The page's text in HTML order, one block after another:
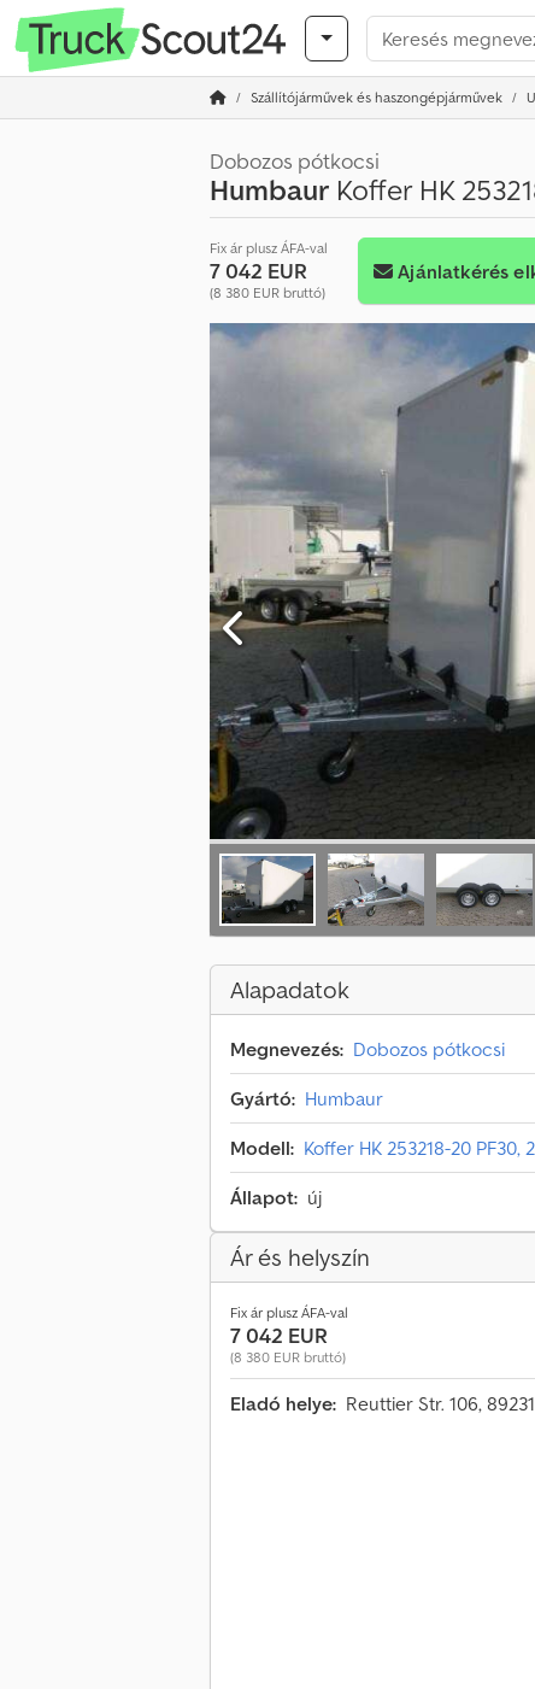
Szállítójárművek és haszongépjárművek
Dobozos pótkocsi
Humbaur Koffer HK
Fix ár plusz ÁFA-val
7 042 EUR
(8 380 EUR bruttó)
Ajánlatkérés
Alapadatok
Megnevezés: Dobozos pótkocsi
Gyártó: Humbaur
Modell: Koffer HK 253218-20 PF30,
Állapot: új
Ár és helyszín
Fix ár plusz ÁFA-val
7 042 EUR
(8 380 EUR bruttó)
Eladó helye: Reuttier Str. 106,